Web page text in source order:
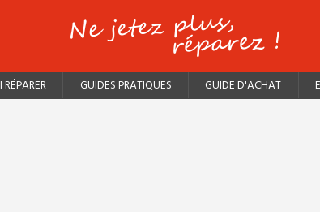
GUIDES PRATIQUES GUIDE D'ACHAT